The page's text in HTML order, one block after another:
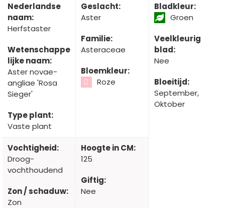
Nederlandse
naam:
Herfstaster
Wetenschappe
lijke naam:
Aster novae-
angliae 'Rosa
Sieger'
Type plant:
Vaste plant
Geslacht:
Aster
Familie:
Asteraceae
Bloemkleur:
Roze
Bladkleur:
Groen
Veelkleurig
blad:
Nee
Bloeitijd:
September,
Oktober
Vochtigheid:
Droog-
vochthoudend
Zon / schaduw:
Zon
Hoogte in CM:
125
Giftig:
Nee